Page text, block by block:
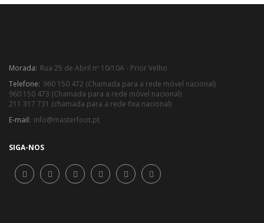
Morada: Rua 25 de Abril nº 10/10A - Prior Velho
Telefone: 960 150 472 (Chamada para a rede móvel nacional)
960 150 473 (Chamada para a rede móvel nacional)
211 317 731 (chamada para a rede fixa nacional)
E-mail: info@masterfoot.pt
SIGA-NOS